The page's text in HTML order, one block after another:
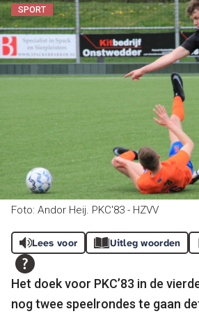
SPORT
Foto: Andor Heij. PKC'83 - HZVV
Lees voor Uitleg woorden
Het doek voor PKC’83 in de
nog twee speelrondes te gaan